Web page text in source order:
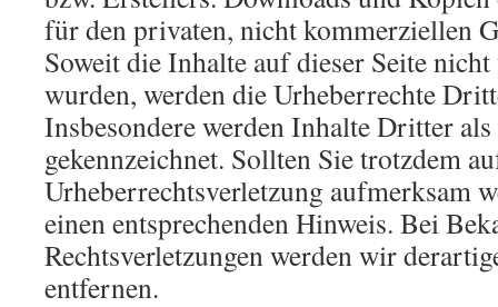
für den privaten, nicht kommerziellen
Soweit die Inhalte auf dieser Seite
wurden, werden die Urheberrechte
Insbesondere werden Inhalte Dritter als
gekennzeichnet. Sollten Sie trotzdem
Urheberrechtsverletzung aufmerksam
einen entsprechenden Hinweis. Bei
Rechtsverletzungen werden wir
entfernen.